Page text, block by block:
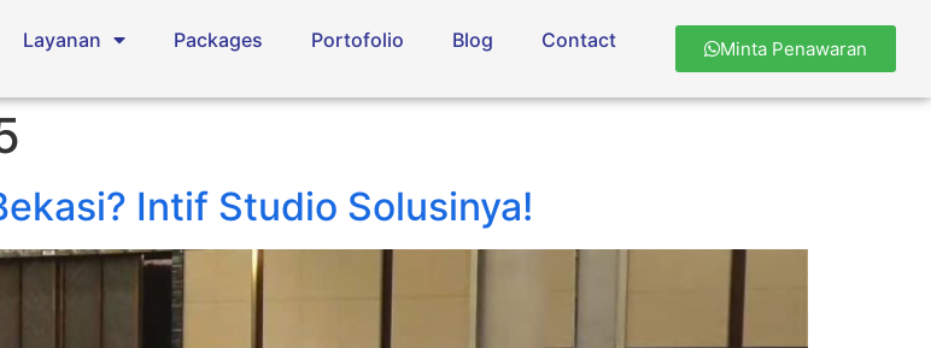
Layanan Packages Portofolio Blog Contact Minta Penawaran
Intif Studio Solusinya!